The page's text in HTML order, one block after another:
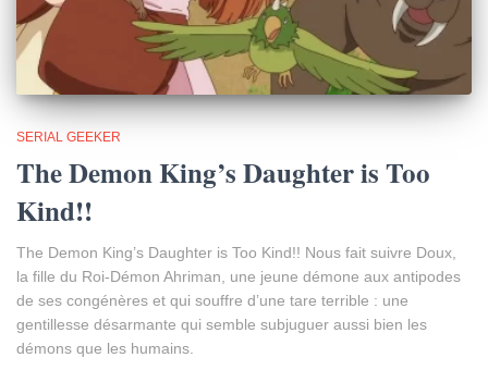
SERIAL GEEKER
The Demon King’s Daughter is Too
Kind!!
The Demon King’s Daughter is Too Kind!! Nous fait suivre Doux,
la fille du Roi-Démon Ahriman, une jeune démone aux antipodes
de ses congénères et qui souffre d’une tare terrible : une
gentillesse désarmante qui semble subjuguer aussi bien les
démons que les humains.